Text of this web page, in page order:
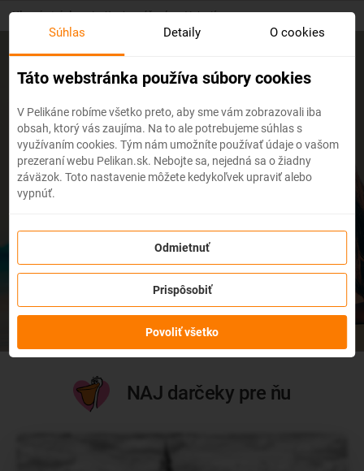
Skip
content
Hlavná stránka / Koniec gýčovému Valentínu
Koniec gýčovému Valentínu
Vyhni sa plyšovým srdiečkam, predraženým
kyticiam či bonboniéram. Daruj cestovateľský
zážitok a vyrazte spoločne do sveta!
DARČEKY PRE ŇU
DARČEKY PRE NEHO
NAJ darčeky pre ňu
Súhlas Detaily O cookies
Táto webstránka používa súbory cookies
V Pelikáne robíme všetko preto, aby sme vám zobrazovali iba
obsah, ktorý vás zaujíma. Na to ale potrebujeme súhlas s
využívaním cookies. Tým nám umožníte používať údaje o vašom
prezeraní webu Pelikan.sk. Nebojte sa, nejedná sa o žiadny
záväzok. Toto nastavenie môžete kedykoľvek upraviť alebo
vypnúť.
Odmietnuť
Prispôsobiť
Povoliť všetko